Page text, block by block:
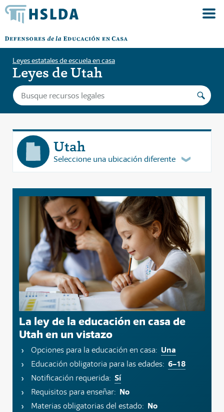
Leyes estatales de escuela en casa
Leyes de Utah
Utah
Seleccione una ubicación diferente
La ley de la educación en casa de
Utah en un vistazo
Opciones para la educación en casa: Una
Educación obligatoria para las edades: 6–18
Notificación requerida: Sí
Requisitos para enseñar: No
Materias obligatorias del estado: No